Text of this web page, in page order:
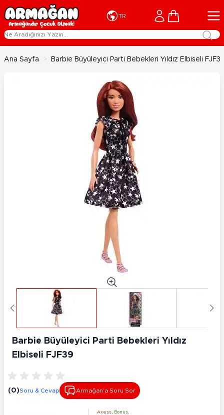
İçeriğe geç
TR Cart
Ana Sayfa > Barbie Büyüleyici Parti Bebekleri Yıldız Elbiseli
Barbie Büyüleyici Parti Bebekleri Yıldız
Elbiseli FJF39
(0)Soru & Cevap Armağan’a Soru Sor
Axess Bonus